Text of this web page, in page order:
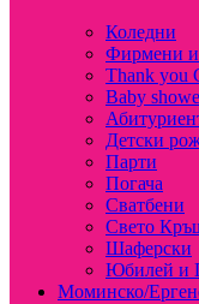
Коледни
Фирмени и
Thank you
Baby
Детски
Парти
Погача
Сватбени
Свето
Шаферски
Юбилей и
Моминско/